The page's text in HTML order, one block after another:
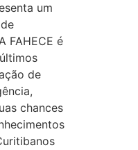
um
FAHECE é
de
chances